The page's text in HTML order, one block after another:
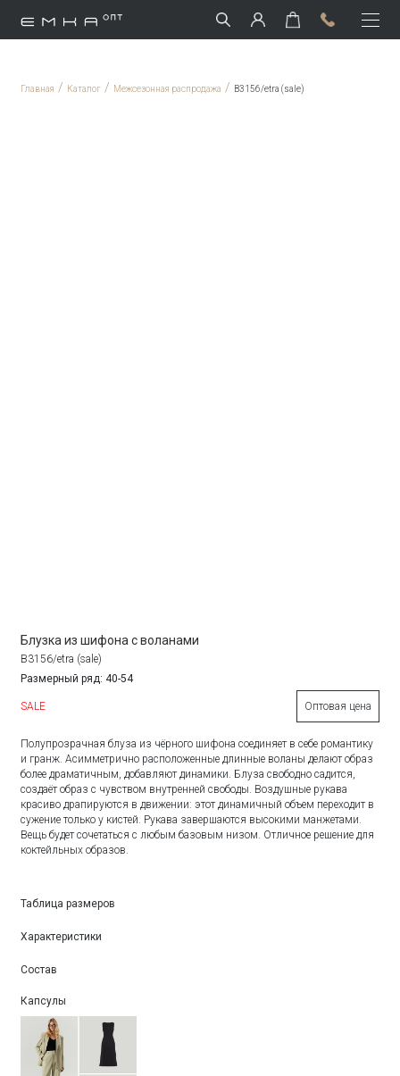
Главная / Каталог / Межсезонная распродажа / B3156/etra (sale)
Блузка из шифона с воланами
B3156/etra (sale)
Размерный ряд: 40-54
SALE Оптовая цена
Полупрозрачная блуза из чёрного шифона соединяет в себе романтику
и гранж. Асимметрично расположенные длинные воланы делают образ
более драматичным, добавляют динамики. Блуза свободно садится,
создаёт образ с чувством внутренней свободы. Воздушные рукава
красиво драпируются в движении: этот динамичный объем переходит в
сужение только у кистей. Рукава завершаются высокими манжетами.
Вещь будет сочетаться с любым базовым низом. Отличное решение для
коктейльных образов.
Таблица размеров
Характеристики
Состав
Капсулы